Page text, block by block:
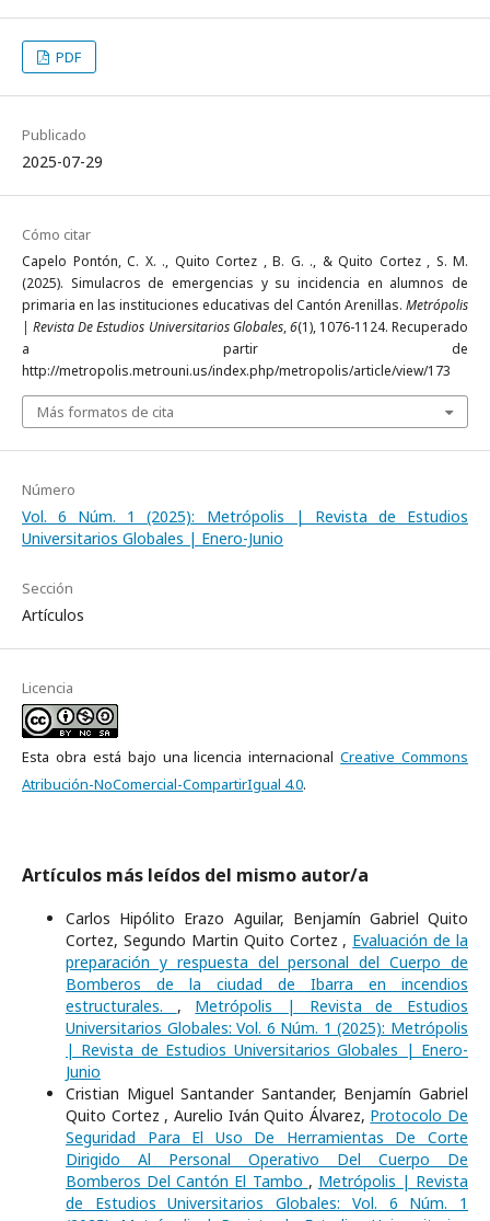
PDF
Publicado
2025-07-29
Cómo citar
Capelo Pontón, C. X. ., Quito Cortez , B. G. ., & Quito Cortez , S. M.
(2025). Simulacros de emergencias y su incidencia en alumnos de
primaria en las instituciones educativas del Cantón Arenillas. Metrópolis
| Revista De Estudios Universitarios Globales,6(1), 1076-1124. Recuperado
a partir de
http://metropolis.metrouni.us/index.php/metropolis/article/view/173
Más formatos de cita
Número
Vol. 6 Núm. 1 (2025): Metrópolis | Revista de Estudios
Universitarios Globales | Enero-Junio
Sección
Artículos
Licencia
Esta obra está bajo una licencia internacionalCreative Commons
Atribución-NoComercial-CompartirIgual 4.0.
Artículos más leídos del mismo autor/a
Carlos Hipólito Erazo Aguilar, Benjamín Gabriel Quito
Cortez, Segundo Martin Quito Cortez , Evaluación de la
preparación y respuesta del personal del Cuerpo de
Bomberos de la ciudad de Ibarra en incendios
estructurales. , Metrópolis | Revista de Estudios
Universitarios Globales: Vol. 6 Núm. 1 (2025): Metrópolis
| Revista de Estudios Universitarios Globales | Enero-
Junio
Cristian Miguel Santander Santander, Benjamín Gabriel
Quito Cortez , Aurelio Iván Quito Álvarez, Protocolo De
Seguridad Para El Uso De Herramientas De Corte
Dirigido Al Personal Operativo Del Cuerpo De
Bomberos Del Cantón El Tambo , Metrópolis | Revista
de Estudios Universitarios Globales: Vol. 6 Núm. 1